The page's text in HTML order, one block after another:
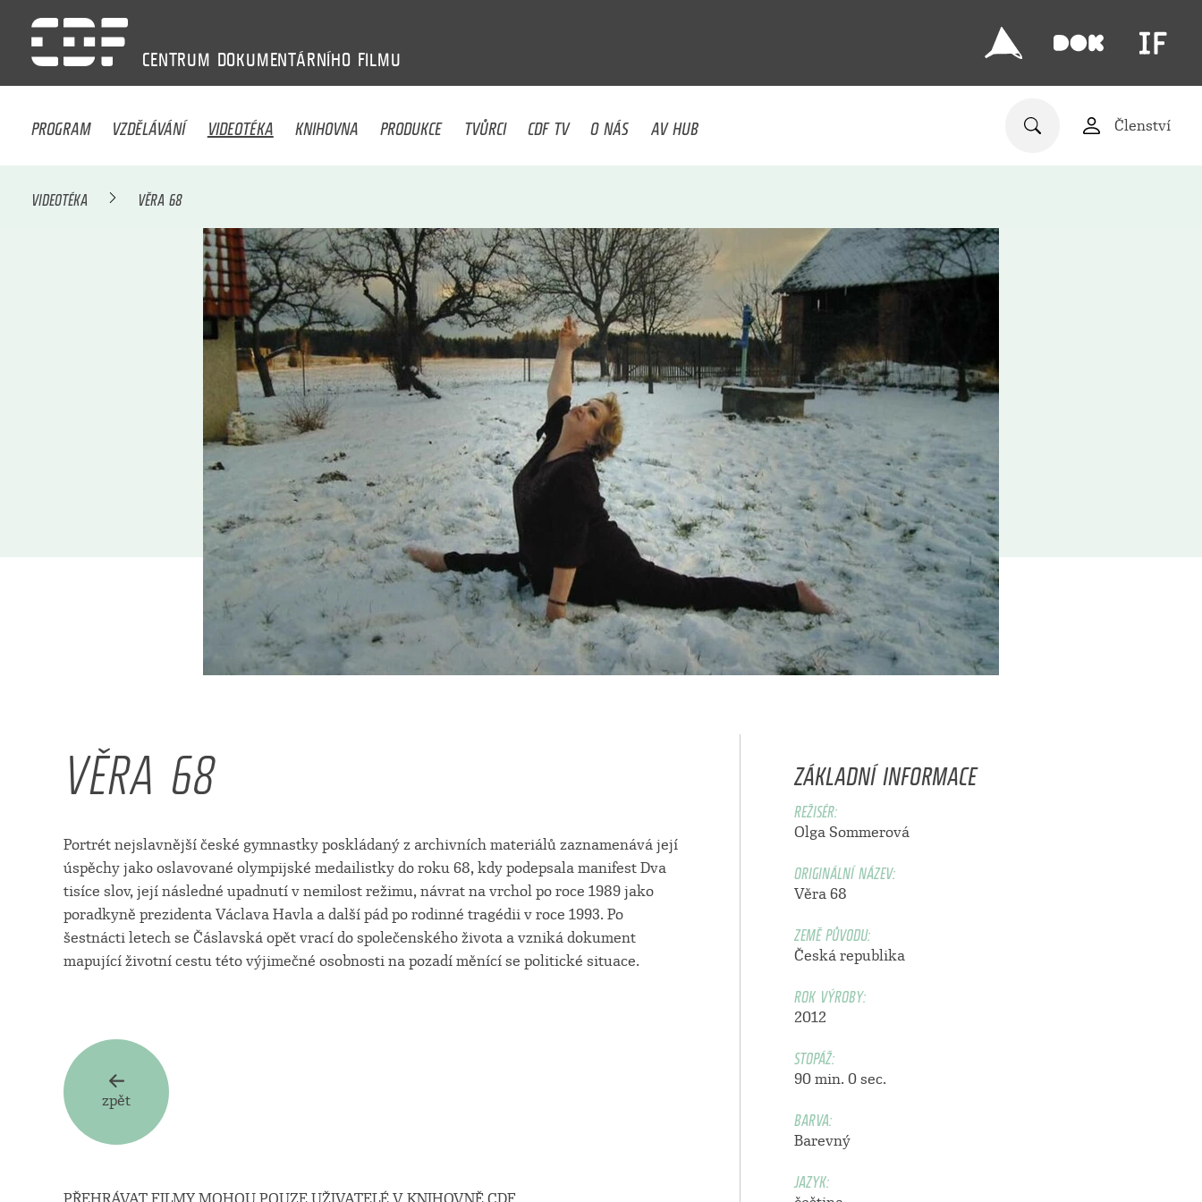
CENTRUM DOKUMENTÁRNÍHO FILMU
PROGRAM VZDĚLÁVÁNÍ VIDEOTÉKA KNIHOVNA PRODUKCE TVŮRCI CDF TV O NÁS AV HUB Členství
VIDEOTÉKA VĚRA 68
VĚRA 68
Portrét nejslavnější české gymnastky poskládaný z archivních materiálů zaznamenává její
úspěchy jako oslavované olympijské medailistky do roku 68, kdy podepsala manifest Dva
tisíce slov, její následné upadnutí v nemilost režimu, návrat na vrchol po roce 1989 jako
poradkyně prezidenta Václava Havla a další pád po rodinné tragédii v roce 1993. Po
šestnácti letech se Čáslavská opět vrací do společenského života a vzniká dokument
mapující životní cestu této výjimečné osobnosti na pozadí měnící se politické situace.
ZÁKLADNÍ INFORMACE
REŽISÉR:
Olga Sommerová
ORIGINÁLNÍ NÁZEV:
Věra 68
ZEMĚ PŮVODU:
Česká republika
ROK VÝROBY:
2012
STOPÁŽ:
90 min. 0 sec.
BARVA:
Barevný
JAZYK:
zpět